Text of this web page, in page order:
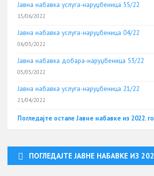
Јавна набавка услуга-наруџбеница 55/22
15/06/2022
Јавна набавка услуга-наруџбеница 04/22
06/05/2022
Јавна набавка добара-наруџбеница 53/22
05/05/2022
Јавна набавка услуга-наруџбеница 21/22
21/04/2022
Погледајте остале Јавне набавке из 2022.
ПОГЛЕДАЈТЕ ЈАВНЕ НАБАВКЕ ИЗ